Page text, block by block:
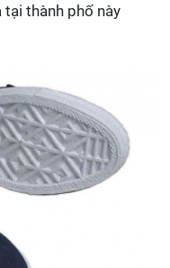
tại thành phố này